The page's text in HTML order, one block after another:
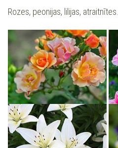
Rozes, peonijas, lilijas, atraitnītes.